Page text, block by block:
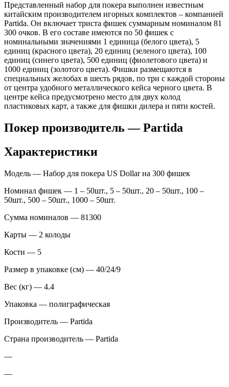
Представленный набор для покера выполнен известным
китайским производителем игорных комплектов – компанией
Partida. Он включает триста фишек суммарным номиналом 81
300 очков. В его составе имеются по 50 фишек с
номинальными значениями 1 единица (белого цвета), 5
единиц (красного цвета), 20 единиц (зеленого цвета), 100
единиц (синего цвета), 500 единиц (фиолетового цвета) и
1000 единиц (золотого цвета). Фишки размещаются в
специальных желобах в шесть рядов, по три с каждой стороны
от центра удобного металлического кейса черного цвета. В
центре кейса предусмотрено место для двух колод
пластиковых карт, а также для фишки дилера и пяти костей.
Покер производитель — Partida
Характеристики
Модель — Набор для покера US Dollar на 300 фишек
Номинал фишек — 1 – 50шт., 5 – 50шт., 20 – 50шт., 100 –
50шт., 500 – 50шт., 1000 – 50шт.
Сумма номиналов — 81300
Карты — 2 колоды
Кости — 5
Размер в упаковке (см) — 40/24/9
Вес (кг) — 4.4
Упаковка — полиграфическая
Производитель — Partida
Страна производитель — Partida
—
—